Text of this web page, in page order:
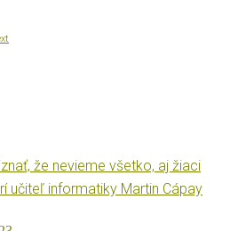
že nevieme všetko, aj žiaci
učiteľ informatiky Martin Cápay